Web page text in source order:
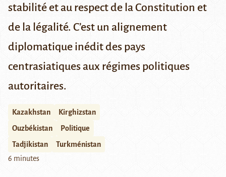
stabilité et au respect de la Constitution et
de la légalité. C’est un alignement
diplomatique inédit des pays
centrasiatiques aux régimes politiques
autoritaires.
Kazakhstan
Kirghizstan
Ouzbékistan
Politique
Tadjikistan
Turkménistan
6 minutes